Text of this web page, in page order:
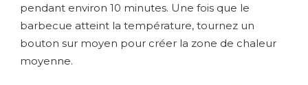
pendant environ 10 minutes. Une fois que le
barbecue atteint la température, tournez un
bouton sur moyen pour créer la zone de chaleur
moyenne.